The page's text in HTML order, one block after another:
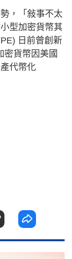
，「敍事不太
型加密貨幣其
日前曾創新
密貨幣因美國
代幣化